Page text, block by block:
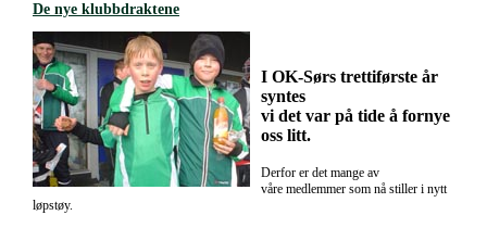
De nye klubbdraktene
I OK-Sørs trettiførste år
syntes
vi det var på tide å fornye
oss litt.
Derfor er det mange av
våre medlemmer som nå stiller i nytt
løpstøy.